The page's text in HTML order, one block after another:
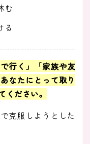
む
る
行く」「家族や友
なたにとって取り
ださい。
克服しようとした